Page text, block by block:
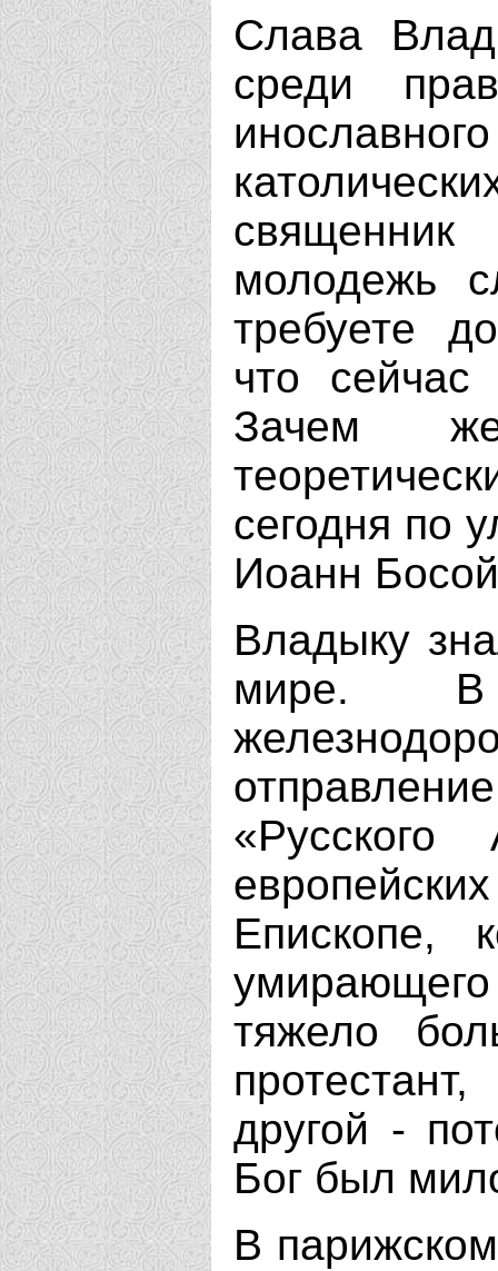
Слава
среди
молодежь
требуете
что
Зачем
сегодня по
Иоанн
Владыку
мире. В
Епископе,
умирающего
тяжело
другой -
Бог был
В